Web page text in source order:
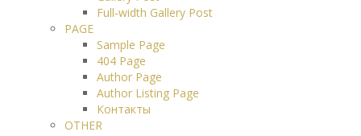
Full-width Gallery Post
PAGE
Sample Page
404 Page
Author Page
Author Listing Page
Контакты
OTHER